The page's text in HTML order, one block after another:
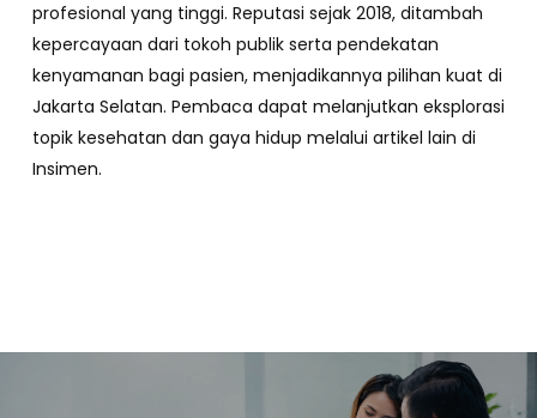
profesional yang tinggi. Reputasi sejak 2018, ditambah
kepercayaan dari tokoh publik serta pendekatan
kenyamanan bagi pasien, menjadikannya pilihan kuat di
Jakarta Selatan. Pembaca dapat melanjutkan eksplorasi
topik kesehatan dan gaya hidup melalui artikel lain di
Insimen.